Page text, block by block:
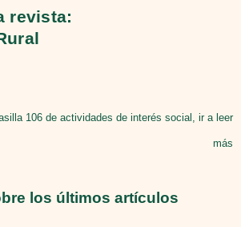
revista:
los últimos artículos